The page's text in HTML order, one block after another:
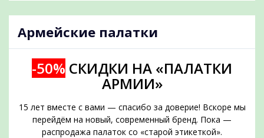
Армейские палатки
-50% СКИДКИ НА «ПАЛАТКИ
АРМИИ»
15 лет вместе с вами — спасибо за доверие! Вскоре мы
перейдём на новый, современный бренд. Пока —
распродажа палаток со «старой этикеткой».